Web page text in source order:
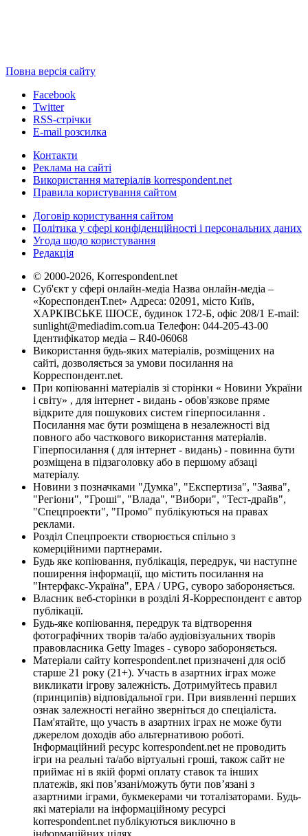
Повна версія сайту
Facebook
Twitter
RSS-стрічки
E-mail розсилка
Контакти
Реклама на сайті
Використання матеріалів korrespondent.net
Правила користування сайтом
Договір користування сайтом
Політика у сфері конфіденційності і персональних даних
Угода щодо користування
Редакція
© 2000-2026, Korrespondent.net
Суб'єкт у сфері онлайн-медіа Назва онлайн-медіа –
«КореспонденТ.net» Адреса: 02091, місто Київ,
ХАРКІВСЬКЕ ШОСЕ, будинок 172-Б, офіс 208/1 E-mail:
sunlight@mediadim.com.ua Телефон: 044-205-43-00
Ідентифікатор медіа – R40-06068
Використання будь-яких матеріалів, розміщених на
сайті, дозволяється за умови посилання на
Корреспондент.net.
При копіюванні матеріалів зі сторінки « Новини України
і світу» , для інтернет - видань - обов'язкове пряме
відкрите для пошукових систем гіперпосилання .
Посилання має бути розміщена в незалежності від
повного або часткового використання матеріалів.
Гіперпосилання ( для інтернет - видань) - повинна бути
розміщена в підзаголовку або в першому абзаці
матеріалу.
Новини з позначками "Думка", "Експертиза", "Заява",
"Регіони", "Гроші", "Влада", "Вибори", "Тест-драйв",
"Спецпроекти", "Промо" публікуються на правах
реклами.
Розділ Спецпроекти створюється спільно з
комерційними партнерами.
Будь яке копіювання, публікація, передрук, чи наступне
поширення інформації, що містить посилання на
"Інтерфакс-Україна", EPA / UPG, суворо забороняється.
Власник веб-сторінки в розділі Я-Корреспондент є автор
публікації.
Будь-яке копіювання, передрук та відтворення
фотографічних творів та/або аудіовізуальних творів
правовласника Getty Images - суворо забороняється.
Матеріали сайту korrespondent.net призначені для осіб
старше 21 року (21+). Участь в азартних іграх може
викликати ігрову залежність. Дотримуйтесь правил
(принципів) відповідальної гри. При виявленні перших
ознак залежності негайно зверніться до спеціаліста.
Пам'ятайте, що участь в азартних іграх не може бути
джерелом доходів або альтернативою роботі.
Інформаційний ресурс korrespondent.net не проводить
ігри на реальні та/або віртуальні гроші, також сайт не
приймає ні в якій формі оплату ставок та інших
платежів, які пов’язані/можуть бути пов’язані з
азартними іграми, букмекерами чи тоталізаторами. Будь-
які матеріали на інформаційному ресурсі
korrespondent.net публікуються виключно в
інформаційних цілях.